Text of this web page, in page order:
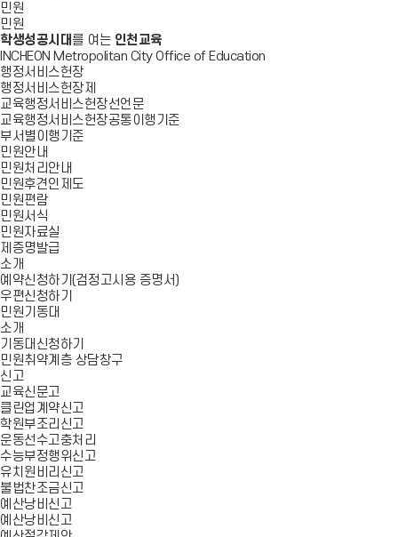
민원
민원
학생성공시대 를 여는 인천교육
INCHEON Metropolitan City Office of Education
행정서비스헌장
행정서비스헌장제
교육행정서비스헌장선언문
교육행정서비스헌장공통이행기준
부서별이행기준
민원안내
민원처리안내
민원후견인제도
민원편람
민원서식
민원자료실
제증명발급
소개
예약신청하기(검정고시용 증명서)
우편신청하기
민원기동대
소개
기동대신청하기
민원취약계층 상담창구
신고
교육신문고
클린업계약신고
학원부조리신고
운동선수고충처리
수능부정행위신고
유치원비리신고
불법찬조금신고
예산낭비신고
예산낭비신고